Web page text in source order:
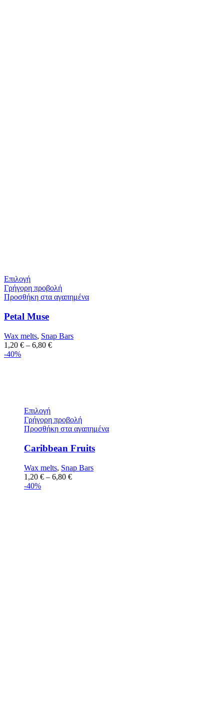
Επιλογή
Γρήγορη προβολή
Προσθήκη στα αγαπημένα
Caribbean Fruits
Wax melts, Snap Bars
1,20 € – 6,80 €
-40%
Επιλογή
Γρήγορη προβολή
Προσθήκη στα αγαπημένα
Petal Muse
Wax melts, Snap Bars
1,20 € – 6,80 €
-40%